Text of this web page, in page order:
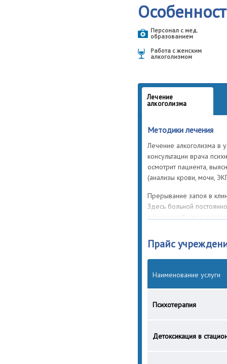
Персонал с мед.
образованием
Работа с женским
алкоголизмом
Лечение
алкоголизма
Методики лечения
Лечение алкоголизма в
консультации врача
осмотрит пациента,
(анализы крови, мочи,
Прерывание запоя в
Здесь больной
позволяет быстро
детоксикация в
патологии. Всё
купирование
осложнений.
Прайс
Наименование услуги
Психотерапия
Детоксикация в